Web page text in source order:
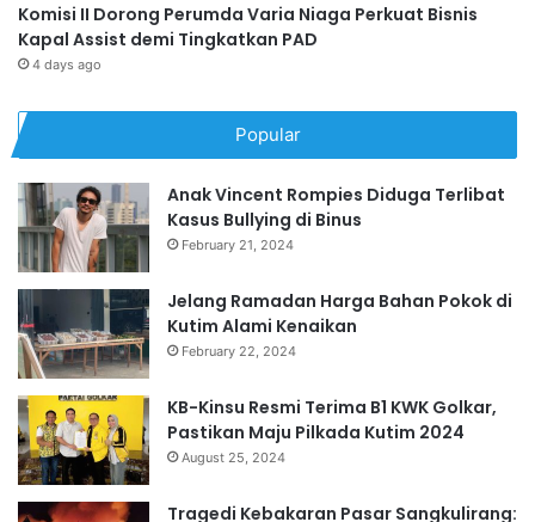
Komisi II Dorong Perumda Varia Niaga Perkuat Bisnis
Kapal Assist demi Tingkatkan PAD
4 days ago
Popular
Anak Vincent Rompies Diduga Terlibat
Kasus Bullying di Binus
February 21, 2024
Jelang Ramadan Harga Bahan Pokok di
Kutim Alami Kenaikan
February 22, 2024
KB-Kinsu Resmi Terima B1 KWK Golkar,
Pastikan Maju Pilkada Kutim 2024
August 25, 2024
Tragedi Kebakaran Pasar Sangkulirang: